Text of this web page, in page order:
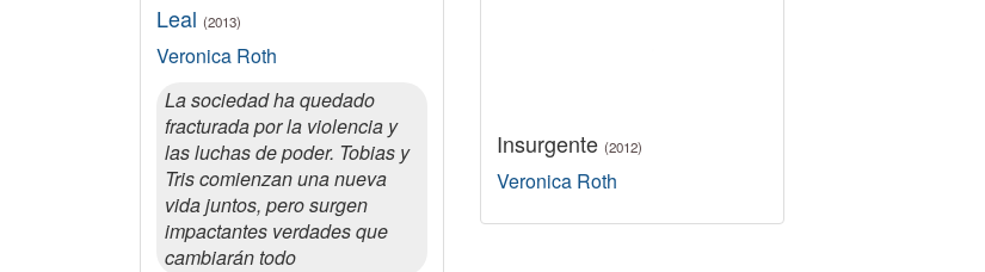
Leal (2013)
Veronica Roth
La sociedad ha quedado
fracturada por la violencia y
las luchas de poder. Tobias y
Tris comienzan una nueva
vida juntos, pero surgen
impactantes verdades que
cambiarán todo
Insurgente (2012)
Veronica Roth